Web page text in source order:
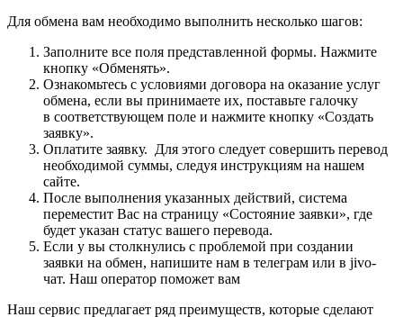
Для обмена вам необходимо выполнить несколько шагов:
Заполните все поля представленной формы. Нажмите
кнопку «Обменять».
Ознакомьтесь с условиями договора на оказание услуг
обмена, если вы принимаете их, поставьте галочку
в соответствующем поле и нажмите кнопку «Создать
заявку».
Оплатите заявку. Для этого следует совершить перевод
необходимой суммы, следуя инструкциям на нашем
сайте.
После выполнения указанных действий, система
переместит Вас на страницу «Состояние заявки», где
будет указан статус вашего перевода.
Если у вы столкнулись с проблемой при создании
заявки на обмен, напишите нам в телеграм или в jivo-
чат. Наш оператор поможет вам
Наш сервис предлагает ряд преимуществ, которые сделают